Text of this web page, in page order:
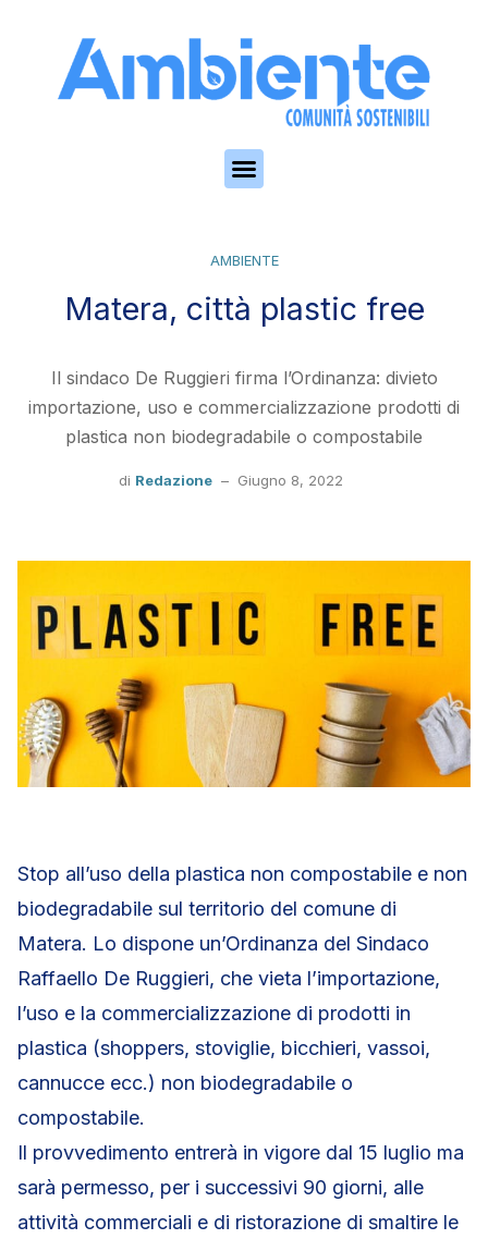
AMBIENTE
Matera, città plastic free
Il sindaco De Ruggieri firma l’Ordinanza: divieto
importazione, uso e commercializzazione prodotti di
plastica non biodegradabile o compostabile
di Redazione – Giugno 8, 2022
Stop all’uso della plastica non compostabile e non
biodegradabile sul territorio del comune di
Matera. Lo dispone un’Ordinanza del Sindaco
Raffaello De Ruggieri, che vieta l’importazione,
l’uso e la commercializzazione di prodotti in
plastica (shoppers, stoviglie, bicchieri, vassoi,
cannucce ecc.) non biodegradabile o
compostabile.
Il provvedimento entrerà in vigore dal 15 luglio ma
sarà permesso, per i successivi 90 giorni, alle
attività commerciali e di ristorazione di smaltire le